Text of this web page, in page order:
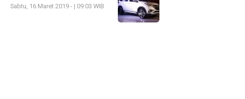
Sabtu, 16 Maret 2019 - | 09:03 WIB